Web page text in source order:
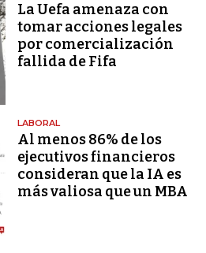
La Uefa amenaza con
tomar acciones legales
por comercialización
fallida de Fifa
LABORAL
Al menos 86% de los
ejecutivos financieros
consideran que la IA es
más valiosa que un MBA